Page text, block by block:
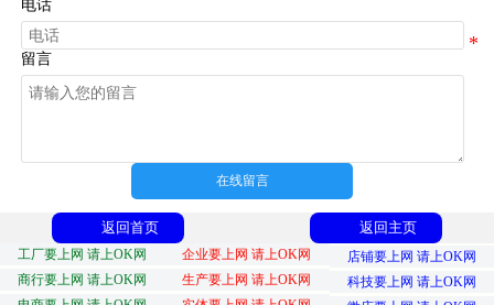
电话
留言
在线留言
返回首页 返回主页
工厂要上网 请上OK网 企业要上网 请上OK网
店铺要上网 请上OK网
商行要上网 请上OK网
生产要上网 请上OK网
科技要上网 请上OK网